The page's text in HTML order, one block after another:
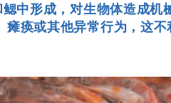
中形成，对生物体造成机
痪或其他异常行为，这不